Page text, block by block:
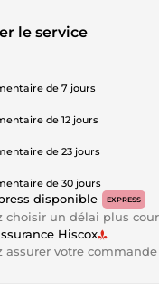
le service
de 7 jours
de 12 jours
de 23 jours
de 30 jours
disponible EXPRESS
choisir un délai plus
Hiscox
assurer votre